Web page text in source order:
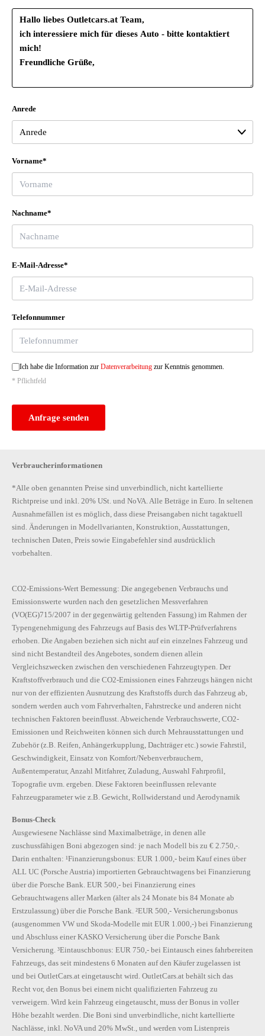
Anrede
Vorname*
Nachname*
E-Mail-Adresse*
Telefonnummer
Ich habe die Information zur Datenverarbeitung zur Kenntnis genommen.
* Pflichtfeld
Anfrage senden
Verbraucherinformationen
*Alle oben genannten Preise sind unverbindlich, nicht kartellierte
Richtpreise und inkl. 20% USt. und NoVA. Alle Beträge in Euro. In seltenen
Ausnahmefällen ist es möglich, dass diese Preisangaben nicht tagaktuell
sind. Änderungen in Modellvarianten, Konstruktion, Ausstattungen,
technischen Daten, Preis sowie Eingabefehler sind ausdrücklich
vorbehalten.
CO2-Emissions-Wert Bemessung: Die angegebenen Verbrauchs und
Emissionswerte wurden nach den gesetzlichen Messverfahren
(VO(EG)715/2007 in der gegenwärtig geltenden Fassung) im Rahmen der
Typengenehmigung des Fahrzeugs auf Basis des WLTP-Prüfverfahrens
erhoben. Die Angaben beziehen sich nicht auf ein einzelnes Fahrzeug und
sind nicht Bestandteil des Angebotes, sondern dienen allein
Vergleichszwecken zwischen den verschiedenen Fahrzeugtypen. Der
Kraftstoffverbrauch und die CO2-Emissionen eines Fahrzeugs hängen nicht
nur von der effizienten Ausnutzung des Kraftstoffs durch das Fahrzeug ab,
sondern werden auch vom Fahrverhalten, Fahrstrecke und anderen nicht
technischen Faktoren beeinflusst. Abweichende Verbrauchswerte, CO2-
Emissionen und Reichweiten können sich durch Mehrausstattungen und
Zubehör (z.B. Reifen, Anhängerkupplung, Dachträger etc.) sowie Fahrstil,
Geschwindigkeit, Einsatz von Komfort/Nebenverbrauchern,
Außentemperatur, Anzahl Mitfahrer, Zuladung, Auswahl Fahrprofil,
Topografie uvm. ergeben. Diese Faktoren beeinflussen relevante
Fahrzeugparameter wie z.B. Gewicht, Rollwiderstand und Aerodynamik
Bonus-Check
Ausgewiesene Nachlässe sind Maximalbeträge, in denen alle
zuschussfähigen Boni abgezogen sind: je nach Modell bis zu € 2.750,-.
Darin enthalten: ¹Finanzierungsbonus: EUR 1.000,- beim Kauf eines über
ALL UC (Porsche Austria) importierten Gebrauchtwagens bei Finanzierung
über die Porsche Bank. EUR 500,- bei Finanzierung eines
Gebrauchtwagens aller Marken (älter als 24 Monate bis 84 Monate ab
Erstzulassung) über die Porsche Bank. ²EUR 500,- Versicherungsbonus
(ausgenommen VW und Skoda-Modelle mit EUR 1.000,-) bei Finanzierung
und Abschluss einer KASKO Versicherung über die Porsche Bank
Versicherung. ³Eintauschbonus: EUR 750,- bei Eintausch eines fahrbereiten
Fahrzeugs, das seit mindestens 6 Monaten auf den Käufer zugelassen ist
und bei OutletCars.at eingetauscht wird. OutletCars.at behält sich das
Recht vor, den Bonus bei einem nicht qualifizierten Fahrzeug zu
verweigern. Wird kein Fahrzeug eingetauscht, muss der Bonus in voller
Höhe bezahlt werden. Die Boni sind unverbindliche, nicht kartellierte
Nachlässe, inkl. NoVA und 20% MwSt., und werden vom Listenpreis